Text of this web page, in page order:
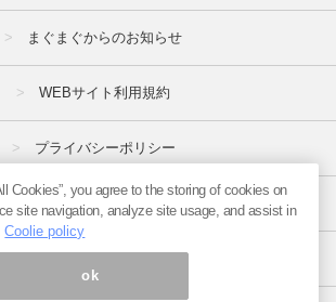
まぐまぐからのお知らせ
WEBサイト利用規約
プライバシーポリシー
特定商取引法
Cookies”, you agree to the storing of cookies on
site navigation, analyze site usage, and assist in
Coolie policy
ok